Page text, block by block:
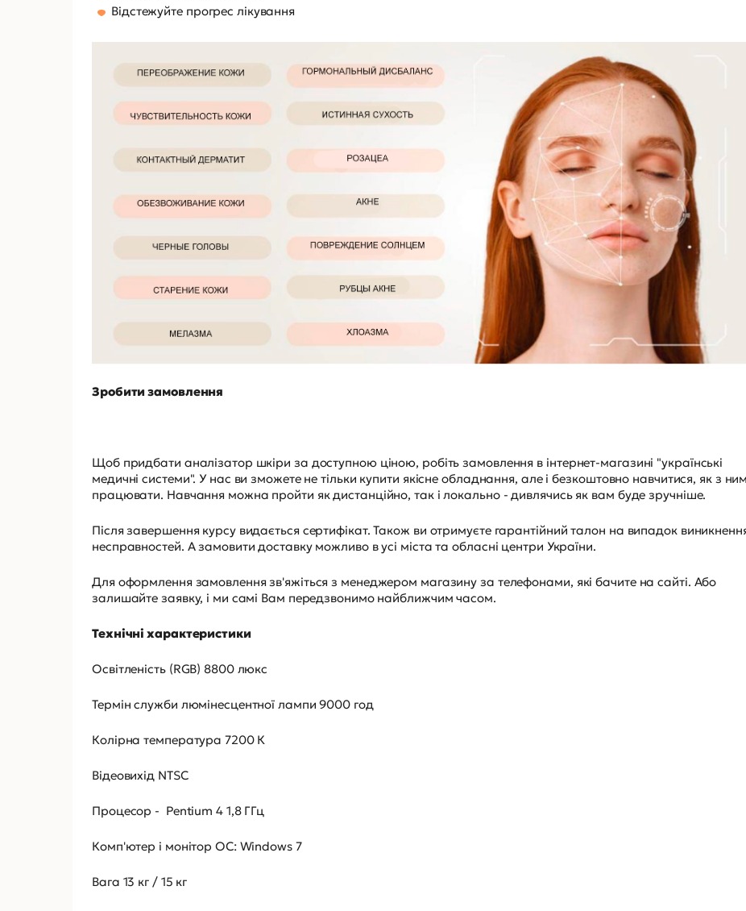
Відстежуйте прогрес лікування
Зробити замовлення
Щоб придбати аналізатор шкіри за доступною ціною, робіть замовлення в інтернет-магазині "українські
медичні системи". У нас ви зможете не тільки купити якісне обладнання, але і безкоштовно навчитися, як з ним
працювати. Навчання можна пройти як дистанційно, так і локально - дивлячись як вам буде зручніше.
Після завершення курсу видається сертифікат. Також ви отримуєте гарантійний талон на випадок
несправностей. А замовити доставку можливо в усі міста та обласні центри України.
Для оформлення замовлення зв'яжіться з менеджером магазину за телефонами, які бачите на сайті. Або
залишайте заявку, і ми самі Вам передзвонимо найближчим часом.
Технічні характеристики
Освітленість (RGB) 8800 люкс
Термін служби люмінесцентної лампи 9000 год
Колірна температура 7200 К
Відеовихід NTSC
Процесор - Pentium 4 1,8 ГГц
Комп'ютер і монітор ОС: Windows 7
Вага 13 кг / 15 кг